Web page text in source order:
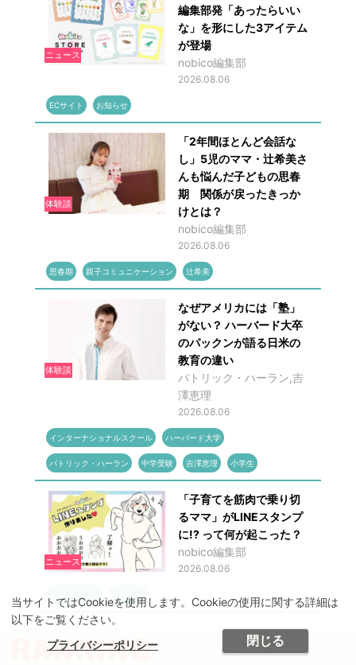
当サイトではCookieを使用します。Cookieの使用に関する詳細は
以下をご覧ください。
プライバシーポリシー
閉じる
ニュース
編集部発「あったらいい
な」を形にした3アイテム
が登場
nobico編集部
2026.08.06
ECサイト お知らせ
体験談
「2年間ほとんど会話な
し」5児のママ・辻希美さ
んも悩んだ子どもの思春
期 関係が戻ったきっか
けとは？
nobico編集部
2026.08.06
思春期 親子コミュニケーション 辻希美
体験談
なぜアメリカには「塾」
がない？ ハーバード大卒
のパックンが語る日米の
教育の違い
パトリック・ハーラン,吉
澤恵理
2026.08.06
インターナショナルスクール ハーバード大学
パトリック・ハーラン 中学受験 吉澤恵理 小学生
ニュース
「子育てを筋肉で乗り切
るママ」がLINEスタンプ
に!? って何が起こった？
nobico編集部
2026.08.06